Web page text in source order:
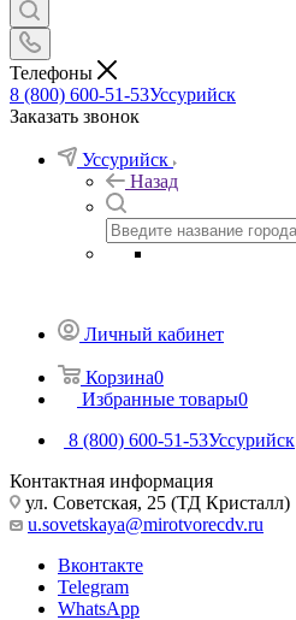
Телефоны
8 (800) 600-51-53Уссурийск
Заказать звонок
Уссурийск
Назад
Личный кабинет
Корзина0
Избранные товары0
8 (800) 600-51-53Уссурийск
Контактная информация
ул. Советская, 25 (ТД Кристалл)
u.sovetskaya@mirotvorecdv.ru
Вконтакте
Telegram
WhatsApp